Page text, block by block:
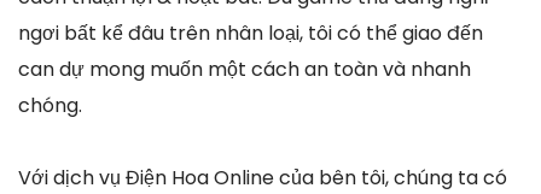
ngơi bất kể đâu trên nhân loại, tôi có thể giao đến
can dự mong muốn một cách an toàn và nhanh
chóng.
Với dịch vụ Điện Hoa Online của bên tôi, chúng ta có